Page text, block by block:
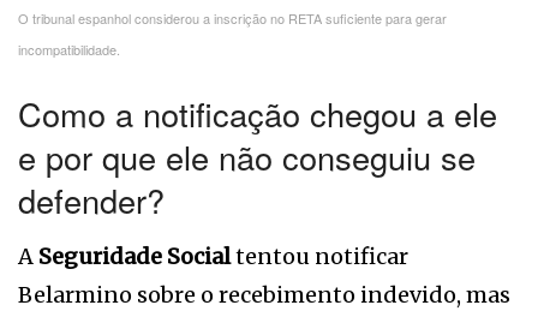
O tribunal espanhol considerou a inscrição no RETA suficiente para gerar
incompatibilidade.
Como a notificação chegou a ele
e por que ele não conseguiu se
defender?
A Seguridade Socialtentou notificar
Belarmino sobre o recebimento indevido, mas